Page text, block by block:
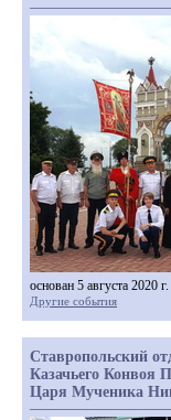
основан 5 августа 2020 г.
Другие события
Ставропольский
Казачьего Конвоя
Царя Мученика